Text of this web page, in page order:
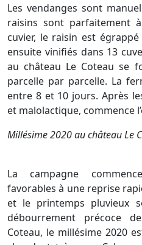
Les vendanges sont
raisins sont parfaitement
cuvier, le raisin est
ensuite vinifiés dans 13
au château Le Coteau se
parcelle par parcelle. La
entre 8 et 10 jours. Après
et malolactique, commence
Millésime 2020 au château Le
La campagne
favorables à une reprise
et le printemps pluvieux
débourrement précoce
Coteau, le millésime 2020